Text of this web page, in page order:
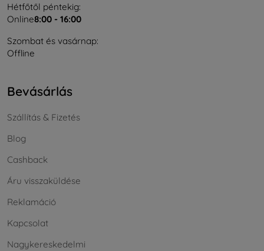
Hétfőtől péntekig:
Online8:00 - 16:00
Szombat és vasárnap:
Offline
Bevásárlás
Szállítás & Fizetés
Blog
Cashback
Áru visszaküldése
Reklamáció
Kapcsolat
Nagykereskedelmi